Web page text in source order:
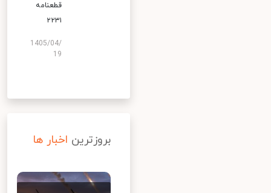
قطعنامه
۲۲۳۱
1405/04/
19
بروزترین اخبار ها